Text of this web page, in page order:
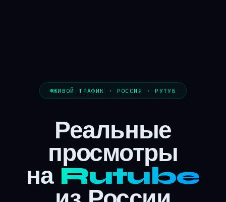
ЖИВОЙ ТРАФИК · РОССИЯ · РУТУБ
Реальные
просмотры
на Rutube